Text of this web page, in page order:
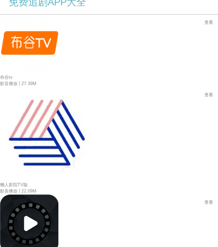
布谷tv
影音播放
27.39M
查看
懒人影院TV版
影音播放
22.09M
查看
查看